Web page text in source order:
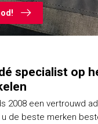
specialist op
2008 een vertrouwd
de beste merken